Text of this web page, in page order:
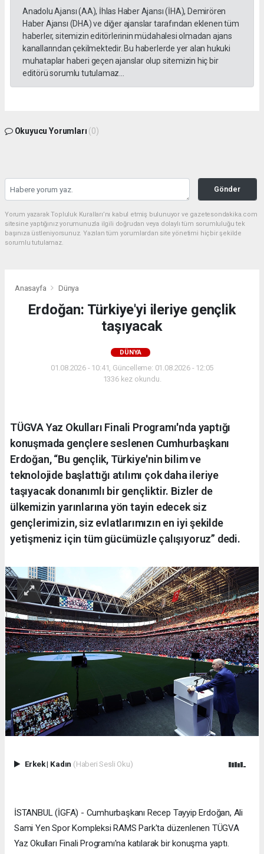
Anadolu Ajansı (AA), İhlas Haber Ajansı (İHA), Demirören
Haber Ajansı (DHA) ve diğer ajanslar tarafından eklenen tüm
haberler, sitemizin editörlerinin müdahalesi olmadan ajans
kanallarından çekilmektedir. Bu haberlerde yer alan hukuki
muhataplar haberi geçen ajanslar olup sitemizin hiç bir
editörü sorumlu tutulamaz...
Okuyucu Yorumları (0)
Gönder
Yorum yazarak Topluluk Kuralları’nı kabul etmiş bulunuyor ve gazetesondakika.com
sitesine yaptığınız yorumunuzla ilgili doğrudan veya dolaylı tüm sorumluluğu tek
başınıza üstleniyorsunuz. Yazılan tüm yorumlardan site yönetimi hiçbir şekilde
sorumlu tutulamaz.
Anasayfa Dünya
Erdoğan: Türkiye'yi ileriye gençlik
taşıyacak
DÜNYA
01.08.2026 - 10:41, Güncelleme: 01.08.2026 - 12:05
1336 kez okundu.
TÜGVA Yaz Okulları Finali Programı'nda yaptığı
konuşmada gençlere seslenen Cumhurbaşkanı
Erdoğan, “Bu gençlik, Türkiye'nin bilim ve
teknolojide başlattığı atılımı çok daha ileriye
taşıyacak donanımlı bir gençliktir. Bizler de
ülkemizin yarınlarına yön tayin edecek siz
gençlerimizin, siz evlatlarımızın en iyi şekilde
yetişmeniz için tüm gücümüzle çalışıyoruz” dedi.
Erkek| Kadın (Haberi Sesli Oku)
İSTANBUL (İGFA) - Cumhurbaşkanı Recep Tayyip Erdoğan, Ali
Sami Yen Spor Kompleksi RAMS Park'ta düzenlenen TÜGVA
Yaz Okulları Finali Programı'na katılarak bir konuşma yaptı.